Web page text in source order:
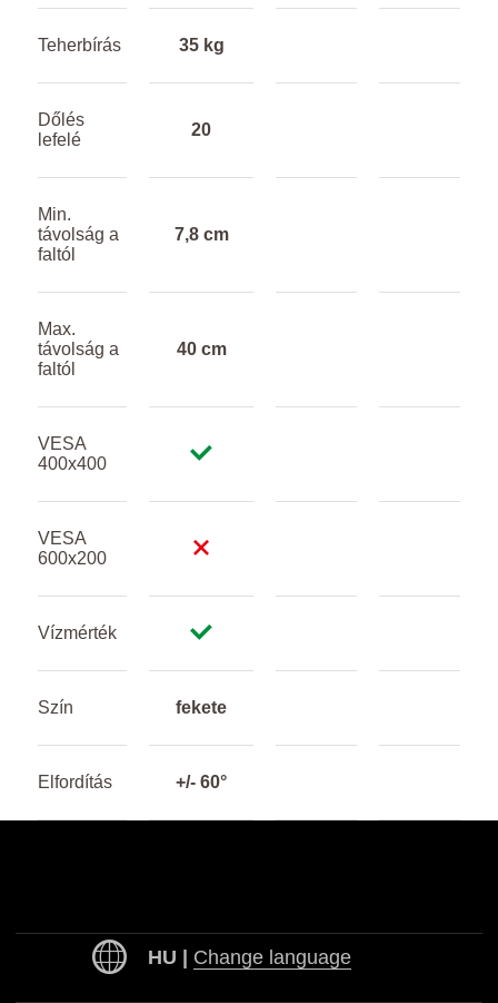
Teherbírás 35 kg
Dőlés
lefelé
20
Min.
távolság a
faltól
7,8 cm
Max.
távolság a
faltól
40 cm
VESA
400x400
VESA
600x200
Vízmérték
Szín fekete
Elfordítás +/- 60°
HU | Change language